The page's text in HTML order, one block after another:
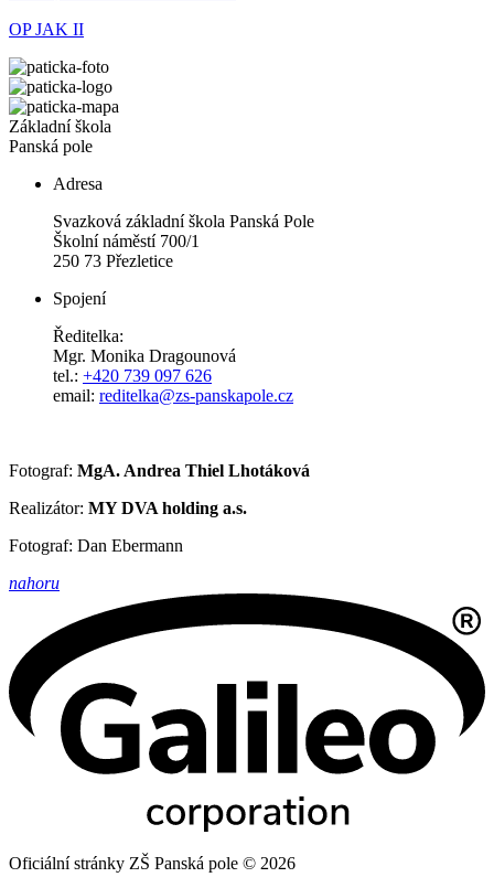
OP JAK II
Základní škola
Panská pole
Adresa
Svazková základní škola Panská Pole
Školní náměstí 700/1
250 73 Přezletice
Spojení
Ředitelka:
Mgr. Monika Dragounová
tel.: +420 739 097 626
email: reditelka@zs-panskapole.cz
Fotograf: MgA. Andrea Thiel Lhotáková
Realizátor: MY DVA holding a.s.
Fotograf: Dan Ebermann
nahoru
Oficiální stránky ZŠ Panská pole © 2026